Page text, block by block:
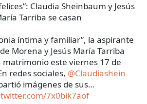
Claudia Sheinbaum y Jesús
Tarriba se casan
íntima y familiar”, la aspirante
Morena y Jesús María Tarriba
este viernes 17 de
redes sociales, @Claudiashein
imágenes de sus…
7x0bik7aof